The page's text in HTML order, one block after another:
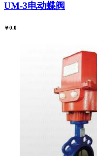
UM-3电动蝶阀
￥0.0